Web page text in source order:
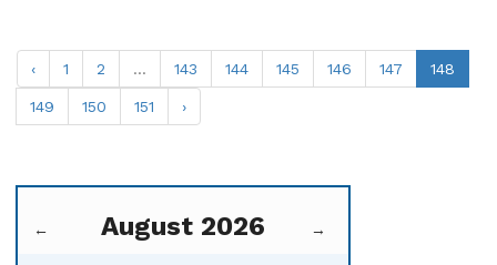
‹ 1 2 ... 143 144 145 146 147 148
149 150 151 ›
← August 2026 →